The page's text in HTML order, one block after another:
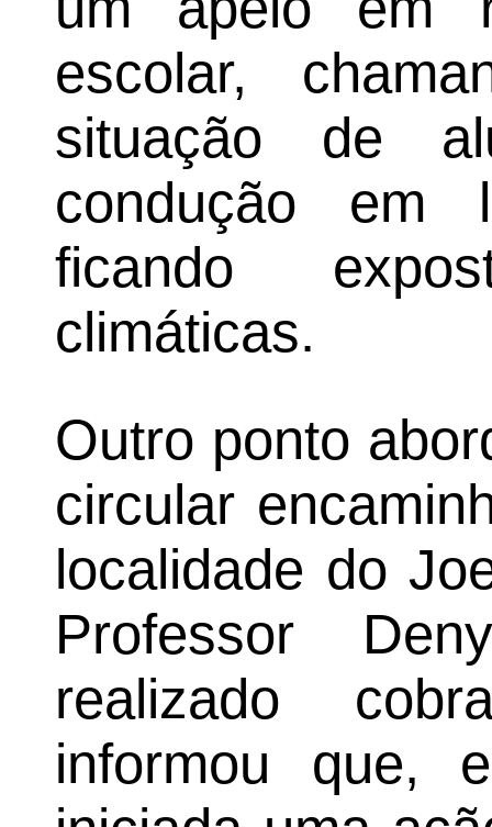
escolar,
situação de
condução em
ficando
climáticas.
Outro ponto
circular
localidade do
Professor
realizado
informou que,